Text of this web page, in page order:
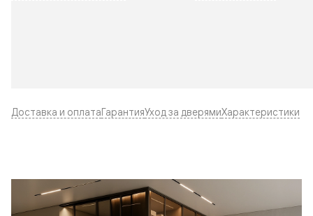
Доставка и оплатаГарантияУход за дверямиХарактеристики